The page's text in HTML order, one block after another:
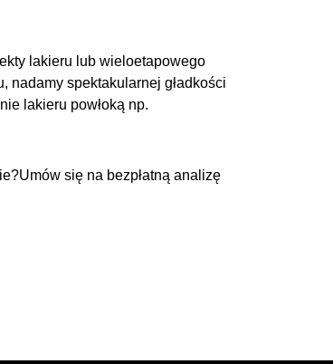
lakieru lub wieloetapowego
nadamy spektakularnej gładkości
lakieru powłoką np.
się na bezpłatną analizę